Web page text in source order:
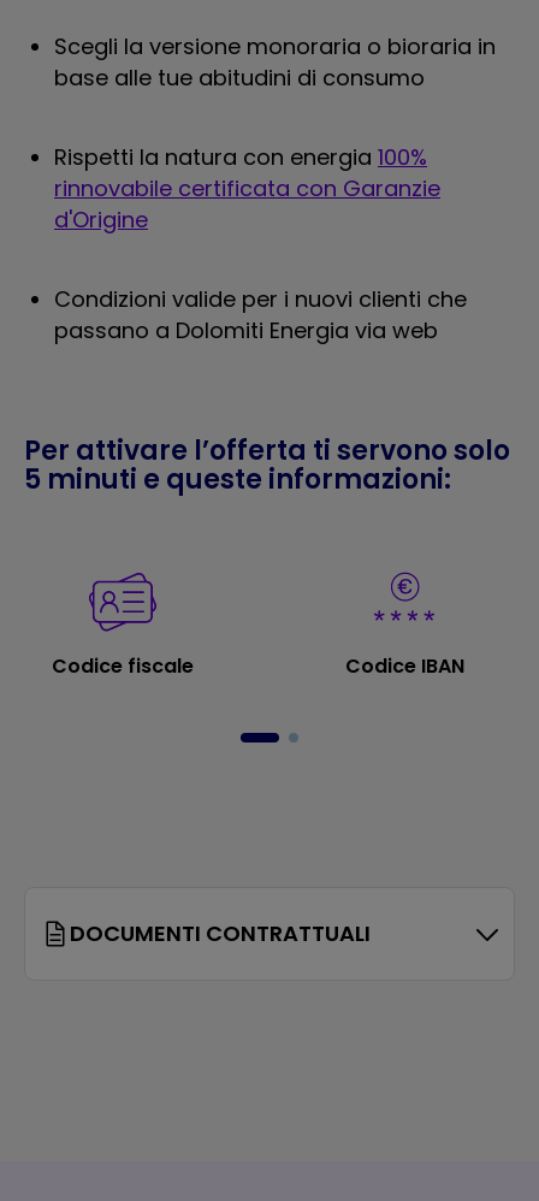
Scegli la versione monoraria o bioraria in
base alle tue abitudini di consumo
Rispetti la natura con energia 100%
rinnovabile certificata con Garanzie
d'Origine
Condizioni valide per i nuovi clienti che
passano a Dolomiti Energia via web
Per attivare l’offerta ti servono solo
5 minuti e queste informazioni:
Codice fiscale Codice IBAN
DOCUMENTI CONTRATTUALI